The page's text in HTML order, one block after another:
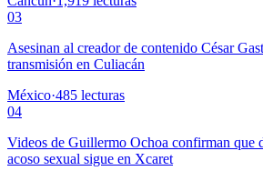
03
Asesinan al creador de contenido César
transmisión en Culiacán
México·485 lecturas
04
Videos de Guillermo Ochoa confirman que
acoso sexual sigue en Xcaret